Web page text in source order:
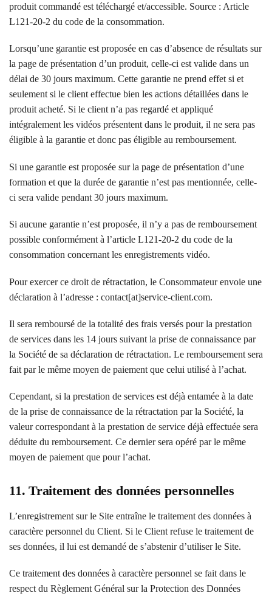
produit commandé est téléchargé et/accessible. Source : Article
L121-20-2 du code de la consommation.
Lorsqu’une garantie est proposée en cas d’absence de résultats sur
la page de présentation d’un produit, celle-ci est valide dans un
délai de 30 jours maximum. Cette garantie ne prend effet si et
seulement si le client effectue bien les actions détaillées dans le
produit acheté. Si le client n’a pas regardé et appliqué
intégralement les vidéos présentent dans le produit, il ne sera pas
éligible à la garantie et donc pas éligible au remboursement.
Si une garantie est proposée sur la page de présentation d’une
formation et que la durée de garantie n’est pas mentionnée, celle-
ci sera valide pendant 30 jours maximum.
Si aucune garantie n’est proposée, il n’y a pas de remboursement
possible conformément à l’article L121-20-2 du code de la
consommation concernant les enregistrements vidéo.
Pour exercer ce droit de rétractation, le Consommateur envoie une
déclaration à l’adresse : contact[at]service-client.com.
Il sera remboursé de la totalité des frais versés pour la prestation
de services dans les 14 jours suivant la prise de connaissance par
la Société de sa déclaration de rétractation. Le remboursement sera
fait par le même moyen de paiement que celui utilisé à l’achat.
Cependant, si la prestation de services est déjà entamée à la date
de la prise de connaissance de la rétractation par la Société, la
valeur correspondant à la prestation de service déjà effectuée sera
déduite du remboursement. Ce dernier sera opéré par le même
moyen de paiement que pour l’achat.
11. Traitement des données personnelles
L’enregistrement sur le Site entraîne le traitement des données à
caractère personnel du Client. Si le Client refuse le traitement de
ses données, il lui est demandé de s’abstenir d’utiliser le Site.
Ce traitement des données à caractère personnel se fait dans le
respect du Règlement Général sur la Protection des Données